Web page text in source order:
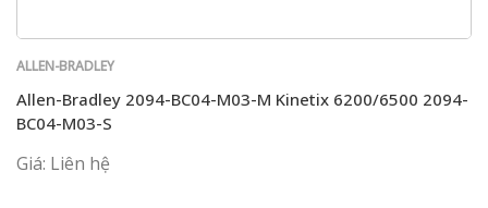
ALLEN-BRADLEY
Allen-Bradley 2094-BC04-M03-M Kinetix 6200/6500 2094-
BC04-M03-S
Giá: Liên hệ